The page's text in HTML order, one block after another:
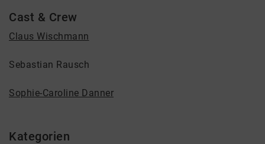
Cast & Crew
Claus Wischmann
Sebastian Rausch
Sophie-Caroline Danner
Kategorien